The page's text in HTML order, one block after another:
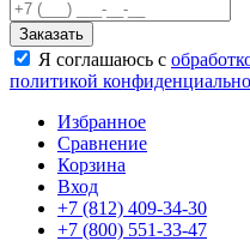
Развивающие
ПДД для детей
Безопасные
Спортивные
Входные арки
Информационные
Ограждения
Для детей с
Школам
Заказать
Я соглашаюсь с
политикой
Избранное
Сравнение
Корзина
Вход
+7 (812) 409-34-30
+7 (800) 551-33-47